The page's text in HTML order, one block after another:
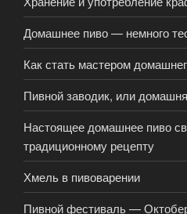
Домашнее пиво — немного
Как стать мастером
Пивной заводик, или
Настоящее домашнее пиво
традиционному рецепту
Хмель в пивоварении
Пивной фестиваль —